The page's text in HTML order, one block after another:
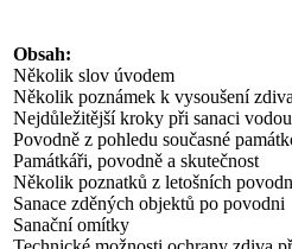
Obsah:
Několik slov úvodem
Několik poznámek k vysoušení
Nejdůležitější kroky při sanaci
Povodně z pohledu současné
Památkáři, povodně a skutečnost
Několik poznatků z letošních
Sanace zděných objektů po povodni
Sanační omítky